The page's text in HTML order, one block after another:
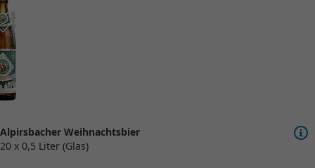
Alpirsbacher Weihnachtsbier
20 x 0,5 Liter (Glas)